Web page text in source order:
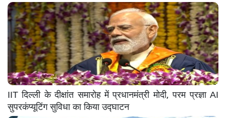
IIT दिल्ली के दीक्षांत समारोह में प्रधानमंत्री मोदी, परम प्रज्ञा AI
सुपरकंप्यूटिंग सुविधा का किया उद्घाटन